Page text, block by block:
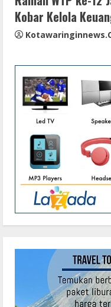
Kobar Kelola